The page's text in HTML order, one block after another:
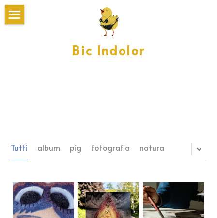
Bic Indolor
SCRIVIMI!
Tutti album pig fotografia natura